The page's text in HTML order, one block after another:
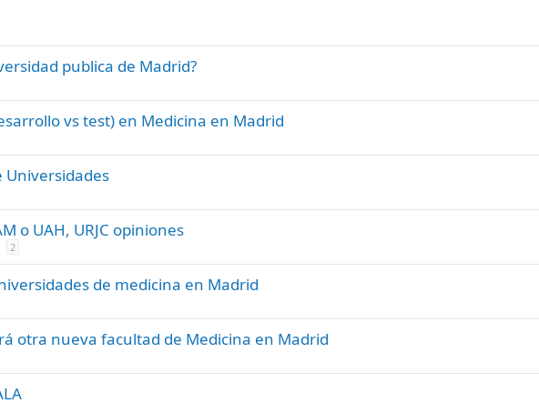
publica de Madrid?
vs test) en Medicina en Madrid
Universidades
o UAH, URJC opiniones
2
de medicina en Madrid
otra nueva facultad de Medicina en Madrid